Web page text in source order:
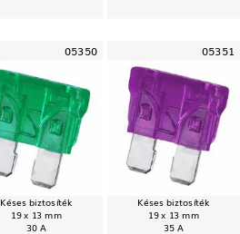
05350
Késes biztosíték
19 x 13 mm
30 A
05351
Késes biztosíték
19 x 13 mm
35 A